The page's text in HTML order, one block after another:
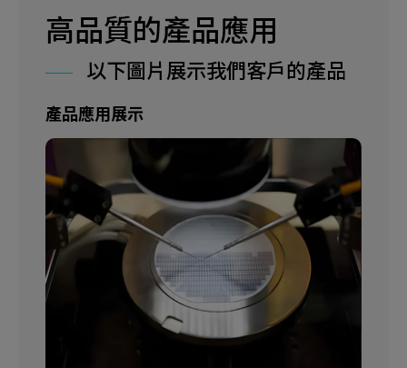
高品質的產品應用
以下圖片展示我們客戶的產品
產品應用展示